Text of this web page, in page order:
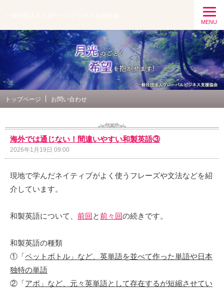
MENU
トップページ お問い合わせ
海外では通じない！間違いやすい和製英語③
2026年1月19日 09:00
現地で学んだネイティブがよく使うフレーズや文法などを紹
介しています。
和製英語について、 前回と前々回の続きです。
和製英語の種類
①「ペットボトル」など、英単語を並べて作った単語や日本
独特の単語
②「アポ」など、元々英単語として存在するが短縮させてい